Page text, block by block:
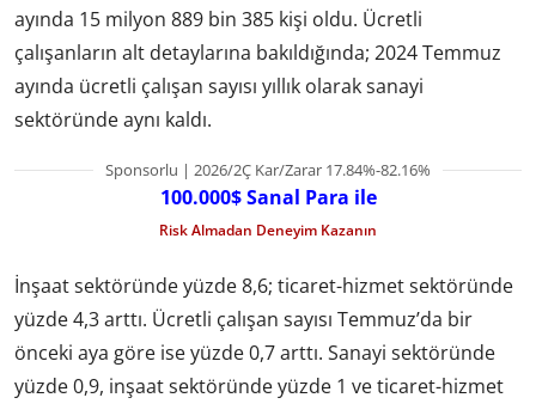
ayında 15 milyon 889 bin 385 kişi oldu. Ücretli
çalışanların alt detaylarına bakıldığında; 2024 Temmuz
ayında ücretli çalışan sayısı yıllık olarak sanayi
sektöründe aynı kaldı.
Sponsorlu | 2026/2Ç Kar/Zarar 17.84%-82.16%
100.000$ Sanal Para ile
Risk Almadan Deneyim Kazanın
İnşaat sektöründe yüzde 8,6; ticaret-hizmet sektöründe
yüzde 4,3 arttı. Ücretli çalışan sayısı Temmuz’da bir
önceki aya göre ise yüzde 0,7 arttı. Sanayi sektöründe
yüzde 0,9, inşaat sektöründe yüzde 1 ve ticaret-hizmet